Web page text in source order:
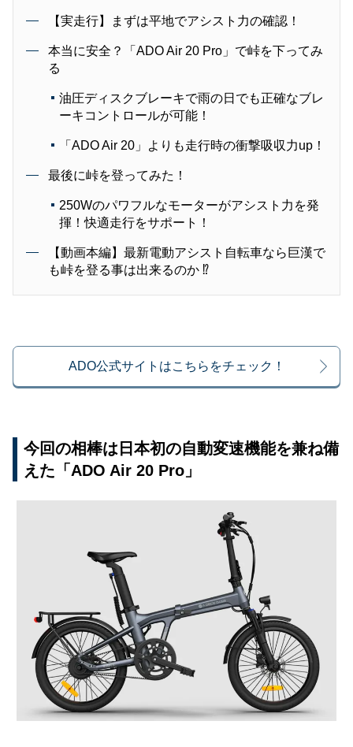
【実走行】まずは平地でアシスト力の確認！
本当に安全？「ADO Air 20 Pro」で峠を下ってみ
る
油圧ディスクブレーキで雨の日でも正確なブレ
ーキコントロールが可能！
「ADO Air 20」よりも走行時の衝撃吸収力up！
最後に峠を登ってみた！
250Wのパワフルなモーターがアシスト力を発
揮！快適走行をサポート！
【動画本編】最新電動アシスト自転車なら巨漢で
も峠を登る事は出来るのか ⁉︎
ADO公式サイトはこちらをチェック！
今回の相棒は日本初の自動変速機能を兼ね備
えた「ADO Air 20 Pro」